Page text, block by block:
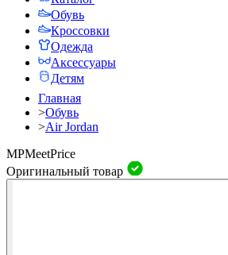
Обувь
Кроссовки
Одежда
Аксессуары
Детям
Главная
>Обувь
>Air Jordan
MPMeetPrice
Оригинальный товар